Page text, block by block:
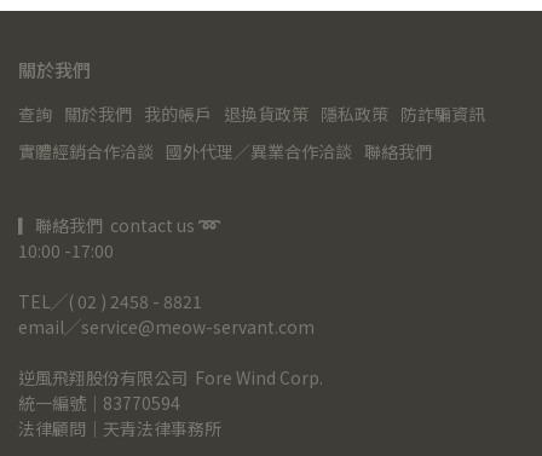
關於我們
查詢 關於我們 我的帳戶 退換貨政策 隱私政策 防詐騙資訊
實體經銷合作洽談 國外代理／異業合作洽談 聯絡我們
▎聯絡我們  contact us ➿
10:00 -17:00
TEL╱( 02 ) 2458 - 8821
email╱service@meow-servant.com
逆風飛翔股份有限公司  Fore Wind Corp.
統一編號｜83770594
法律顧問｜天青法律事務所